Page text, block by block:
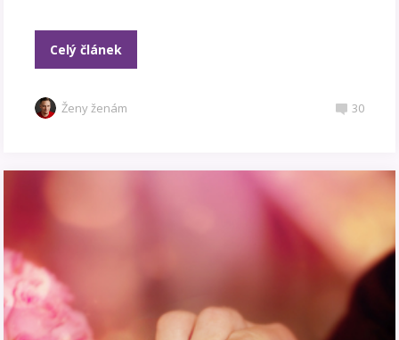
Celý článek
Ženy ženám 30